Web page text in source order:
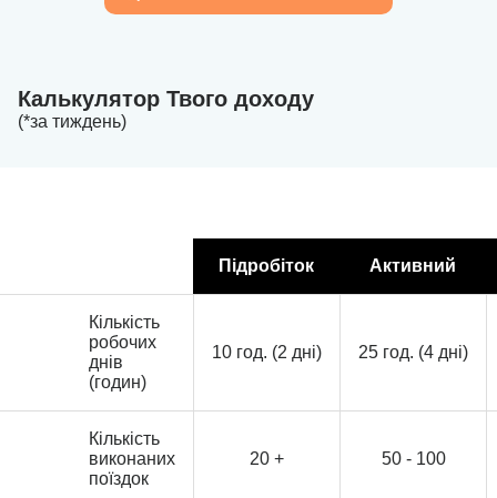
Калькулятор Твого доходу
(*за тиждень)
Підробіток Активний
Кількість
робочих
днів
(годин)
10 год. (2 дні) 25 год. (4 дні)
Кількість
виконаних
поїздок
20 + 50 - 100